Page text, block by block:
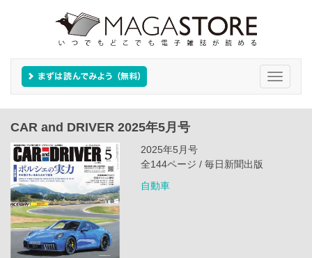
Toggle
CAR and DRIVER 2025年5月号
2025年5月号
全144ページ / 毎日新聞出版
自動車